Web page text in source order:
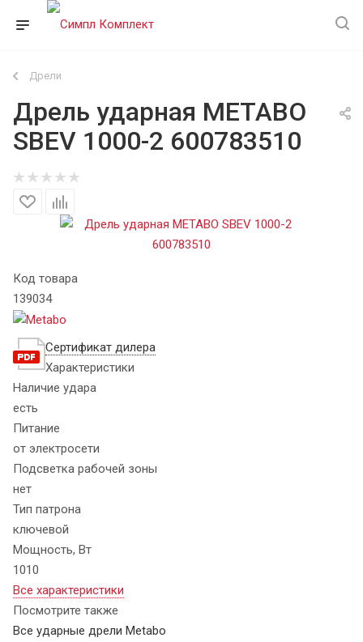
Дрели
Дрель ударная METABO
SBEV 1000-2 600783510
Код товара
139034
Сертификат дилера
Характеристики
Наличие удара
есть
Питание
от электросети
Подсветка рабочей зоны
нет
Тип патрона
ключевой
Мощность, Вт
1010
Все характеристики
Посмотрите также
Все ударные дрели Metabo